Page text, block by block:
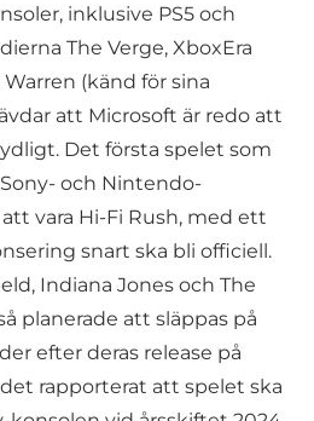
inklusive PS5 och
The Verge, XboxEra
(känd för sina
att Microsoft är redo att
Det första spelet som
och Nintendo-
vara Hi-Fi Rush, med ett
snart ska bli officiell.
Indiana Jones och The
planerade att släppas på
efter deras release på
rapporterat att spelet ska